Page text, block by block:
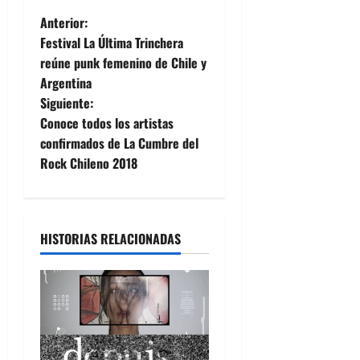
N
a
v
e
g
c
i
n
Anterior:
Festival La Última Trinchera
reúne punk femenino de Chile y
Argentina
Siguiente:
Conoce todos los artistas
confirmados de La Cumbre del
Rock Chileno 2018
HISTORIAS RELACIONADAS